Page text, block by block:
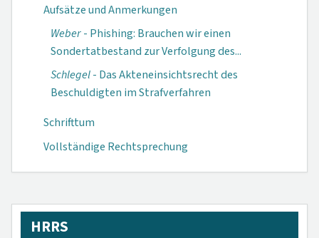
Aufsätze und Anmerkungen
Weber- Phishing: Brauchen wir einen
Sondertat­bestand zur Ver­folgung des...
Schlegel- Das Akteneinsichts­recht des
Beschul­digten im Straf­verfahren
Schrifttum
Vollständige Rechtsprechung
HRRS